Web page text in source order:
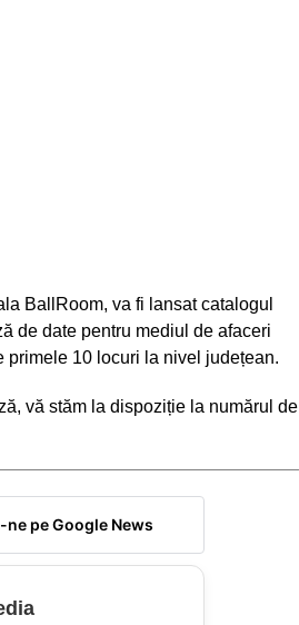
BallRoom, va fi lansat catalogul
de date pentru mediul de afaceri
primele 10 locuri la nivel județean.
vă stăm la dispoziție la numărul de
ne pe Google News